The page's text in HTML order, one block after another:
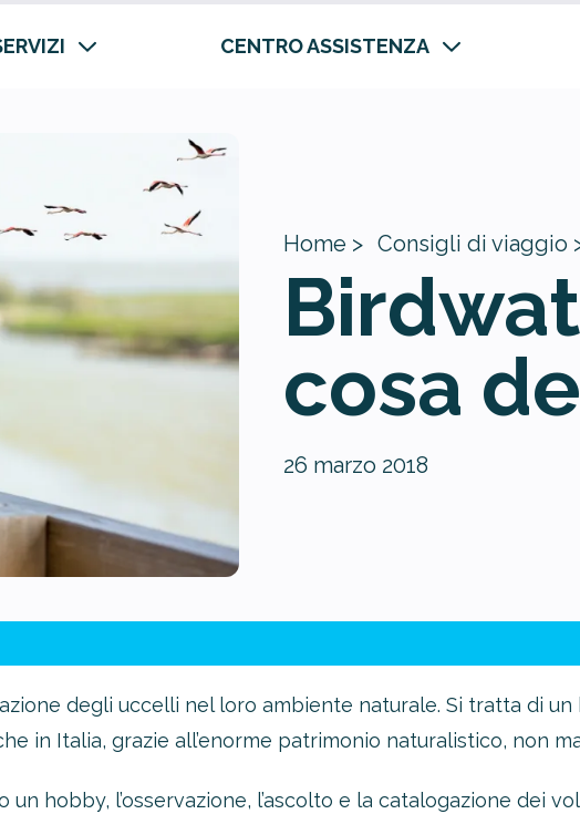
CENTRO ASSISTENZA
Home > Consigli di viaggio
cosa
26 marzo 2018
degli uccelli nel loro ambiente naturale. Si tratta di
in Italia, grazie all’enorme patrimonio naturalistico, non
hobby, l’osservazione, l’ascolto e la catalogazione dei